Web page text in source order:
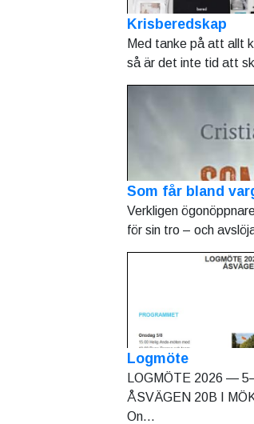
Krisberedskap
Med tanke på att allt
så är det inte tid att
Som får bland
Verkligen
för sin tro – och
Logmöte
LOGMÖTE 2026 —
ÅSVÄGEN 20B I
On...